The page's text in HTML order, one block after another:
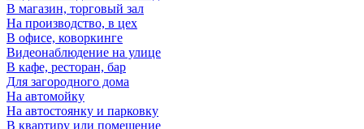
В магазин, торговый зал
На производство, в цех
В офисе, коворкинге
Видеонаблюдение на улице
В кафе, ресторан, бар
Для загородного дома
На автомойку
На автостоянку и парковку
В квартиру или помещение